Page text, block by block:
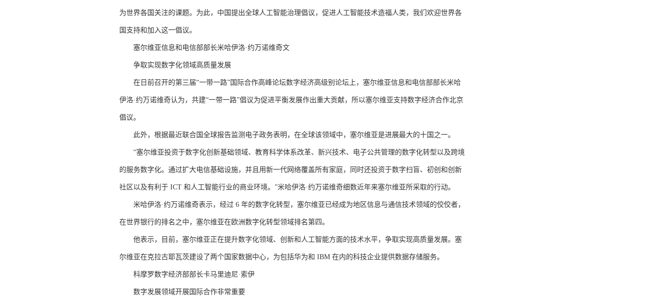
为世界各国关注的课题。为此，中国提出全球人工智能治理倡议，促进人工智能技术造福人类，我们欢迎世界各
国支持和加入这一倡议。
塞尔维亚信息和电信部部长米哈伊洛·约万诺维奇文
争取实现数字化领域高质量发展
在日前召开的第三届“一带一路”国际合作高峰论坛数字经济高级别论坛上，塞尔维亚信息和电信部部长米哈
伊洛·约万诺维奇认为，共建“一带一路”倡议为促进平衡发展作出重大贡献，所以塞尔维亚支持数字经济合作北京
倡议。
此外，根据最近联合国全球报告监测电子政务表明，在全球该领域中，塞尔维亚是进展最大的十国之一。
“塞尔维亚投资于数字化创新基础领域、教育科学体系改革、新兴技术、电子公共管理的数字化转型以及跨境
的服务数字化。通过扩大电信基础设施，并且用新一代网络覆盖所有家庭，同时还投资于数字扫盲、初创和创新
社区以及有利于 ICT 和人工智能行业的商业环境。”米哈伊洛·约万诺维奇细数近年来塞尔维亚所采取的行动。
米哈伊洛·约万诺维奇表示，经过 6 年的数字化转型，塞尔维亚已经成为地区信息与通信技术领域的佼佼者，
在世界银行的排名之中，塞尔维亚在欧洲数字化转型领域排名第四。
他表示，目前，塞尔维亚正在提升数字化领域、创新和人工智能方面的技术水平，争取实现高质量发展。塞
尔维亚在克拉古耶瓦茨建设了两个国家数据中心，为包括华为和 IBM 在内的科技企业提供数据存储服务。
科摩罗数字经济部部长卡马里迪尼·索伊
数字发展领域开展国际合作非常重要